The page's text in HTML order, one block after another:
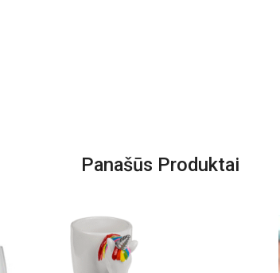
Panašūs Produktai